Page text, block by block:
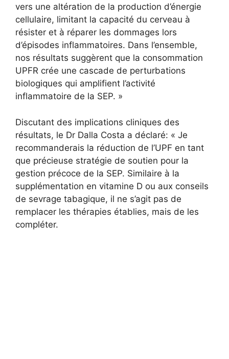
vers une altération de la production d’énergie
cellulaire, limitant la capacité du cerveau à
résister et à réparer les dommages lors
d’épisodes inflammatoires. Dans l’ensemble,
nos résultats suggèrent que la consommation
UPFR crée une cascade de perturbations
biologiques qui amplifient l’activité
inflammatoire de la SEP. »
Discutant des implications cliniques des
résultats, le Dr Dalla Costa a déclaré: « Je
recommanderais la réduction de l’UPF en tant
que précieuse stratégie de soutien pour la
gestion précoce de la SEP. Similaire à la
supplémentation en vitamine D ou aux conseils
de sevrage tabagique, il ne s’agit pas de
remplacer les thérapies établies, mais de les
compléter.